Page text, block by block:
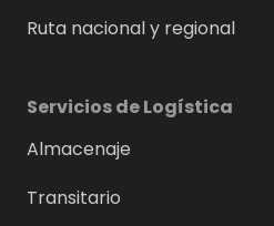
Ruta nacional y regional
Servicios de Logística
Almacenaje
Transitario